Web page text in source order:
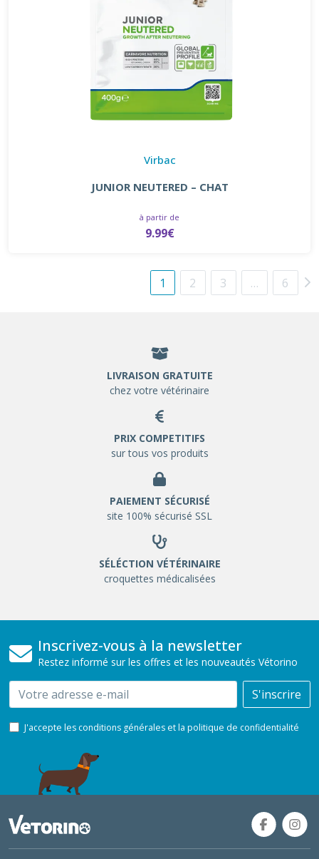
Virbac
JUNIOR NEUTERED – CHAT
à partir de
9.99€
1 2 3 … 6
LIVRAISON GRATUITE
chez votre vétérinaire
PRIX COMPETITIFS
sur tous vos produits
PAIEMENT SÉCURISÉ
site 100% sécurisé SSL
SÉLÉCTION VÉTÉRINAIRE
croquettes médicalisées
Inscrivez-vous à la newsletter
Restez informé sur les offres et les nouveautés Vétorino
Email S'inscrire
J'accepte les conditions générales et la politique de confidentialité